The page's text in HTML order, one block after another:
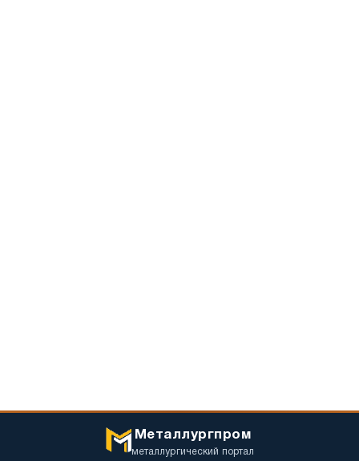
Металлургпром
металлургический портал